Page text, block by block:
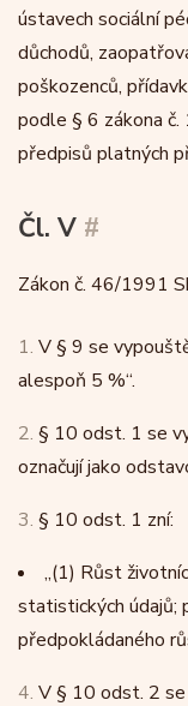
ústavech sociální
důchodů,
poškozenců,
podle § 6 zákona
předpisů platných
Čl. V #
Zákon č. 46/1991
1. V § 9 se
alespoň 5 %“.
2. § 10 odst. 1 se
označují jako
3. § 10 odst. 1 zní:
„(1) Růst
statistických údajů;
předpokládaného
4. V § 10 odst. 2 se